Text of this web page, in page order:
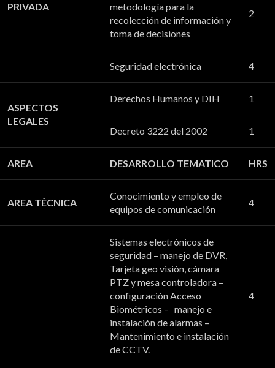
PRIVADA
metodología para la
recolección de información y
toma de decisiones
2
Seguridad electrónica 4
ASPECTOS
LEGALES
Derechos Humanos y DIH 1
Decreto 3222 del 2002 1
AREA DESARROLLO TEMATICO HRS
AREA TÉCNICA
Conocimiento y empleo de
equipos de comunicación
4
Sistemas electrónicos de
seguridad – manejo de DVR,
Tarjeta geo visión, cámara
PTZ y mesa controladora –
configuración Acceso
Biométricos – manejo e
instalación de alarmas –
Mantenimiento e instalación
de CCTV.
4